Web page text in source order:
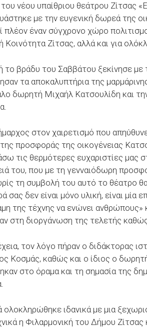
του νέου υπαίθριου θεάτρου
με την ευγενική δωρεά της
πλέον έναν σύγχρονο χώρο
Κοινότητα Ζίτσας, αλλά και για
το βράδυ του Σαββάτου ξεκίνησε
τα αποκαλυπτήρια της
δωρητή Μιχαήλ Κατσουλίδη και
στον χαιρετισμό που
προσφοράς της οικογένειας
τις θερμότερες ευχαριστίες μας
του, που με τη γενναιόδωρη
τη συμβολή του αυτό το θέατρο
σας δεν είναι μόνο υλική, είναι μία
της τέχνης να ενώνει ανθρώπους»
στη διοργάνωση της τελετής
τον λόγο πήραν ο διδάκτορας
Κοσμάς, καθώς και ο ίδιος ο
στο όραμα και τη σημασία της
ολοκληρώθηκε ιδανικά με μια
η Φιλαρμονική του Δήμου